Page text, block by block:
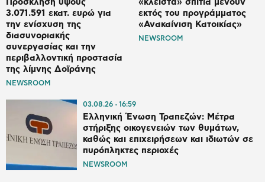
Πρόσκληση ύψους
3.071.591 εκατ. ευρώ για
την ενίσχυση της
διασυνοριακής
συνεργασίας και την
περιβαλλοντική προστασία
της λίμνης Δοϊράνης
NEWSROOM
«κλειστά» σπίτια μένουν
εκτός του προγράμματος
«Ανακαίνιση Κατοικίας»
NEWSROOM
03.08.26 16:59
Ελληνική Ένωση Τραπεζών: Μέτρα
στήριξης οικογενειών των θυμάτων,
καθώς και επιχειρήσεων και ιδιωτών σε
πυρόπληκτες περιοχές
NEWSROOM